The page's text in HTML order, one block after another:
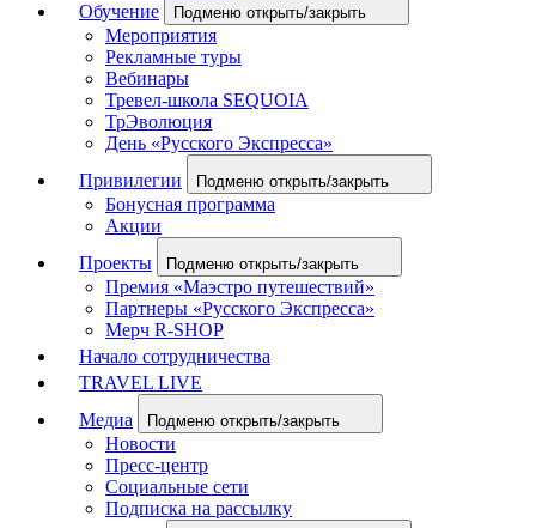
Обучение
Подменю открыть/закрыть
Мероприятия
Рекламные туры
Вебинары
Тревел-школа SEQUOIA
ТрЭволюция
День «Русского Экспресса»
Привилегии
Подменю открыть/закрыть
Бонусная программа
Акции
Проекты
Подменю открыть/закрыть
Премия «Маэстро путешествий»
Партнеры «Русского Экспресса»
Мерч R-SHOP
Начало сотрудничества
TRAVEL LIVE
Медиа
Подменю открыть/закрыть
Новости
Пресс-центр
Социальные сети
Подписка на рассылку